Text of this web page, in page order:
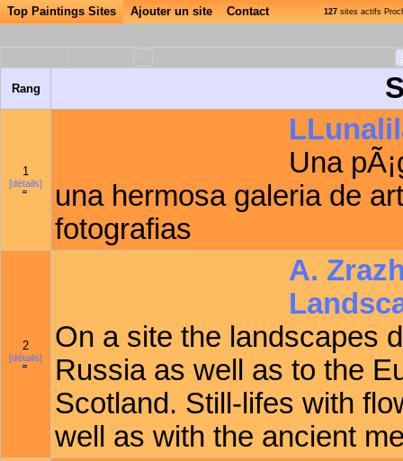
Top Paintings Sites Ajouter un site Contact 127 sites actifs
Rang
1
[détails]
Una
una hermosa galeria de
fotografias
2
[détails]
A.
On a site the landscapes
Russia as well as to the
Scotland. Still-lifes with
well as with the ancient